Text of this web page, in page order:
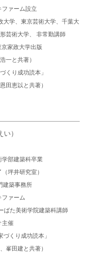
ァーム設立
大学、東京芸術大学、千葉大
芸術大学、 非常勤講師
家政大学出版
と共著）
り成功読本」
恵以と共著）
）
部建築科卒業
坪井研究室）
築事務所
ァーム
た美術学院建築科講師
催
くり成功読本」
田建と共著）